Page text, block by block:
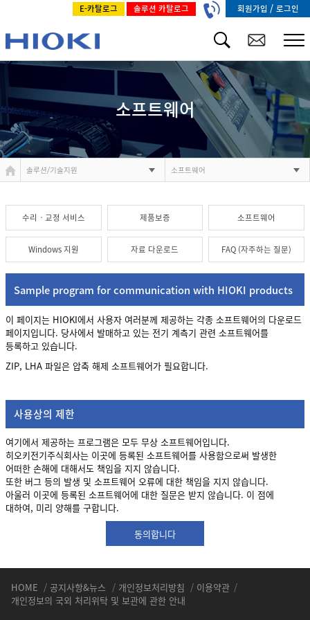
E-카탈로그 솔루션 카탈로그 회원가입 / 로그인
소프트웨어
솔루션/기술지원 소프트웨어
수리ㆍ교정 서비스 제품보증 소프트웨어
Windows 지원 자료 다운로드 FAQ (자주하는 질문)
Sample program for communication with HIOKI products
이 페이지는 HIOKI에서 사용자 여러분께 제공하는 각종 소프트웨어의 다운로드
페이지입니다. 당사에서 발매하고 있는 전기 계측기 관련 소프트웨어를
등록하고 있습니다.
ZIP, LHA 파일은 압축 해제 소프트웨어가 필요합니다.
사용상의 제한
여기에서 제공하는 프로그램은 모두 무상 소프트웨어입니다.
히오키전기주식회사는 이곳에 등록된 소프트웨어를 사용함으로써 발생한
어떠한 손해에 대해서도 책임을 지지 않습니다.
또한 버그 등의 발생 및 소프트웨어 오류에 대한 책임을 지지 않습니다.
아울러 이곳에 등록된 소프트웨어에 대한 질문은 받지 않습니다. 이 점에
대하여, 미리 양해를 구합니다.
동의합니다
HOME / 공지사항&뉴스 / 개인정보처리방침 / 이용약관 /
개인정보의 국외 처리위탁 및 보관에 관한 안내